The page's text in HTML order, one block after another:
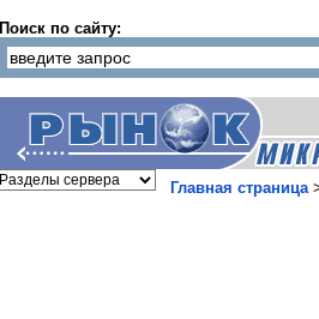
Поиск по сайту:
Главная страница